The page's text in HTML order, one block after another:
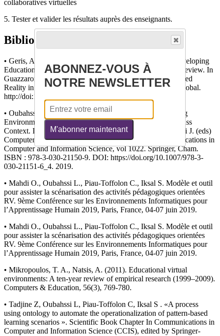
collaboratives virtuelles
5. Tester et valider les résultats auprès des enseignants.
Bibliographie
• Geris, A., & Özdener, N. (2020). Design Models for Developing
Educational Virtual Reality Environments: A Systematic Review. In
Guazzaroni, G., & Pillai, A. S. (Ed.), Virtual and Augmented
Reality in Education, Art, and Museums (pp. 1-22). IGI Global.
http://doi:10.4018/978-1-7998-1796-3.ch001
• Oubahssi L., Piau-Toffolon C. (2019). A Virtual Learning
Environment to Acquire Orientation Skills in the LUSI Class
Context. In: McLaren B., Reilly R., Zvacek S., Uhomoibhi J. (eds)
Computer Supported Education. CSEDU 2018. Communications in
Computer and Information Science, vol 1022. Springer, Cham.
ISBN : 978-3-030-21150-9. DOI: https://doi.org/10.1007/978-3-
030-21151-6_4. 2019.
• Mahdi O., Oubahssi L., Piau-Toffolon C., Iksal S. Modèle et outil
pour assister la scénarisation des activités pédagogiques orientées
RV. 9ème Conférence sur les Environnements Informatiques pour
l’Apprentissage Humain 2019, Paris, France, 04-07 juin 2019.
• Mahdi O., Oubahssi L., Piau-Toffolon C., Iksal S. Modèle et outil
pour assister la scénarisation des activités pédagogiques orientées
RV. 9ème Conférence sur les Environnements Informatiques pour
l’Apprentissage Humain 2019, Paris, France, 04-07 juin 2019.
• Mikropoulos, T. A., Natsis, A. (2011). Educational virtual
environments: A ten-year review of empirical research (1999–2009).
Computers & Education, 56(3), 769-780.
• Tadjine Z, Oubahssi L, Piau-Toffolon C, Iksal S . «A process
using ontology to automate the operationalization of pattern-based
learning scenarios ». Scientific Book Chapter In Communications in
Computer and Information Science (CCIS), edited by Springer-
ABONNEZ-VOUS À
NOTRE NEWSLETTER
M'abonner maintenant